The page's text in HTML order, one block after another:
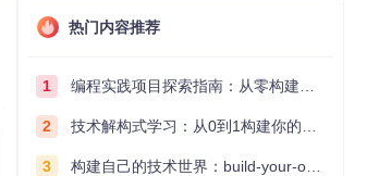
热门内容推荐
1 编程实践项目探索指南：从零构建技术能力体系
2 技术解构式学习：从0到1构建你的编程知识体系
3 构建自己的技术世界：build-your-own-x项目的实践探索指南